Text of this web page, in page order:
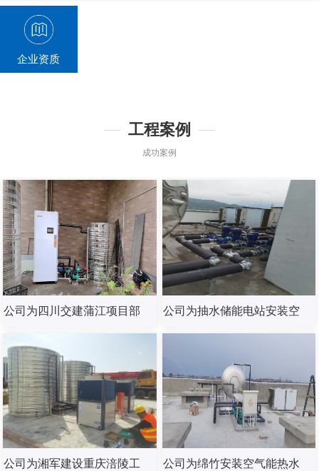
企业资质
工程案例
成功案例
公司为四川交建蒲江项目部 公司为抽水储能电站安装空
公司为湘军建设重庆涪陵工 公司为绵竹安装空气能热水